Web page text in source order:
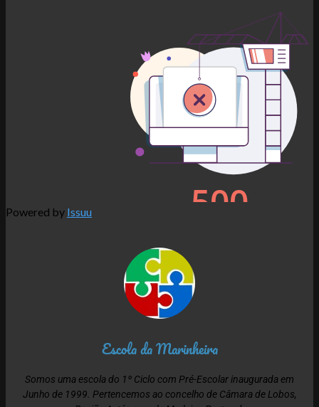
Powered by Issuu
Escola da Marinheira
Somos uma escola do 1º Ciclo com Pré-Escolar inaugurada em
Junho de 1999. Pertencemos ao concelho de Câmara de Lobos,